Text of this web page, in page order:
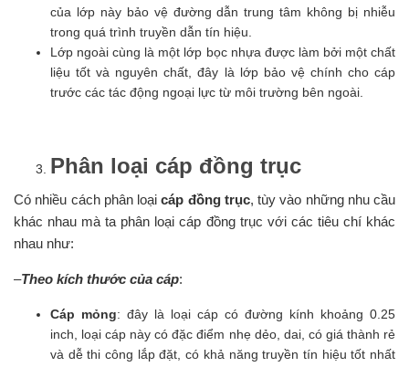
của lớp này bảo vệ đường dẫn trung tâm không bị nhiễu
trong quá trình truyền dẫn tín hiệu.
Lớp ngoài cùng là một lớp bọc nhựa được làm bởi một chất
liệu tốt và nguyên chất, đây là lớp bảo vệ chính cho cáp
trước các tác động ngoại lực từ môi trường bên ngoài.
Phân loại cáp đồng trục
Có nhiều cách phân loạicáp đồng trục, tùy vào những nhu cầu
khác nhau mà ta phân loại cáp đồng trục với các tiêu chí khác
nhau như:
–Theo kích thước của cáp:
Cáp mỏng: đây là loại cáp có đường kính khoảng 0.25
inch, loại cáp này có đặc điểm nhẹ dẻo, dai, có giá thành rẻ
và dễ thi công lắp đặt, có khả năng truyền tín hiệu tốt nhất